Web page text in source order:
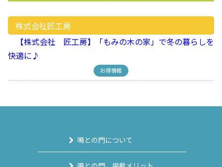
株式会社匠工房
【株式会社 匠工房】「もみの木の家」で冬の暮らしを
快適に♪
お得情報
鳴との門について